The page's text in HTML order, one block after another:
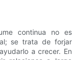
continua no es
se trata de forjar
a crecer. En